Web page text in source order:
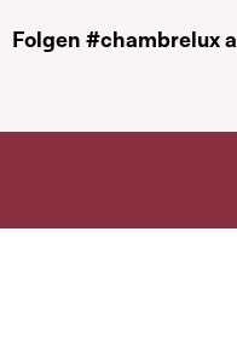
Djuna Bernard ·
Folgen #chambrelux